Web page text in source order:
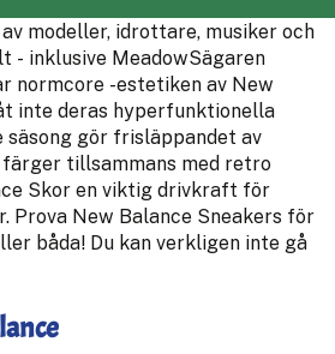
modeller, idrottare, musiker och
- inklusive MeadowSägaren
normcore -estetiken av New
inte deras hyperfunktionella
säsong gör frisläppandet av
tillsammans med retro
Skor en viktig drivkraft för
Prova New Balance Sneakers för
båda! Du kan verkligen inte gå